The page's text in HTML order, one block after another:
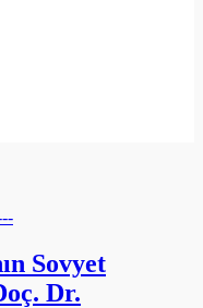
Sovyet
Dr.